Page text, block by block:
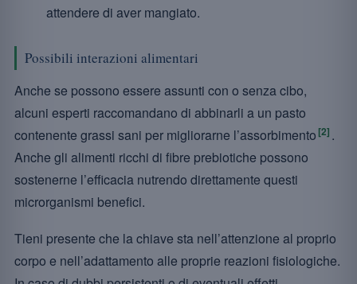
attendere di aver mangiato.
Possibili interazioni alimentari
Anche se possono essere assunti con o senza cibo,
alcuni esperti raccomandano di abbinarli a un pasto
contenente grassi sani per migliorarne l’assorbimento [2] .
Anche gli alimenti ricchi di fibre prebiotiche possono
sostenerne l’efficacia nutrendo direttamente questi
microrganismi benefici.
Tieni presente che la chiave sta nell’attenzione al proprio
corpo e nell’adattamento alle proprie reazioni fisiologiche.